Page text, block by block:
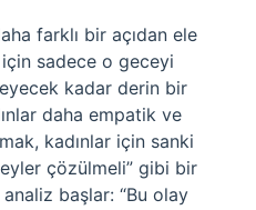
farklı bir açıdan ele
sadece o geceyi
kadar derin bir
daha empatik ve
kadınlar için sanki
çözülmeli” gibi bir
başlar: “Bu olay